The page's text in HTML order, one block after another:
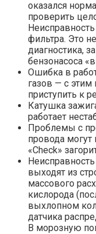
оказался
проверить
фильтра. Это
диагностика,
бензонасоса
Ошибка в
газов — с
приступить к
Катушка
работает
Проблемы с
провода
«Check»
выходят из
массового
кислорода
выхлопном
датчика
В морозную